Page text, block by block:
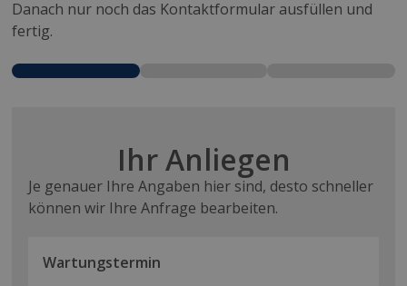
Danach nur noch das Kontaktformular ausfüllen und
fertig.
Ihr Anliegen
Je genauer Ihre Angaben hier sind, desto schneller
können wir Ihre Anfrage bearbeiten.
Wartungstermin